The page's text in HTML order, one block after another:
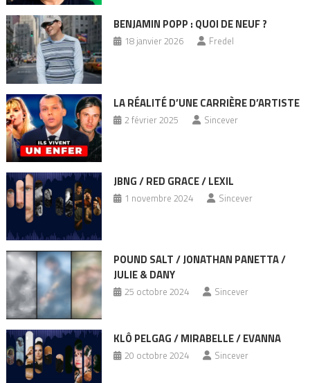
BENJAMIN POPP : QUOI DE NEUF ?
18 janvier 2026 Fredel
LA RÉALITÉ D’UNE CARRIÈRE D’ARTISTE
2 février 2025 Sincever
JBNG / RED GRACE / LEXIL
1 novembre 2024 Sincever
POUND SALT / JONATHAN PANETTA /
JULIE & DANY
25 octobre 2024 Sincever
KLÔ PELGAG / MIRABELLE / EVANNA
20 octobre 2024 Sincever